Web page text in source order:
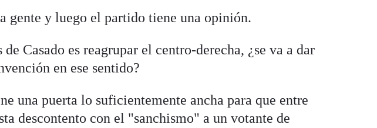
gente y luego el partido tiene una opinión.
Casado es reagrupar el centro-derecha, ¿se va a dar
en ese sentido?
una puerta lo suficientemente ancha para que entre
descontento con el "sanchismo" a un votante de